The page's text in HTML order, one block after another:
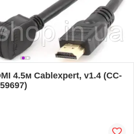
4.5м Cablexpert, v1.4 (CC-